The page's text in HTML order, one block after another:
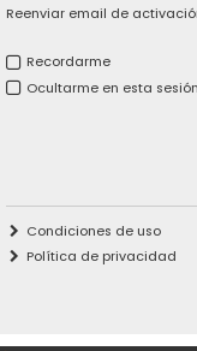
Reenviar email de
Recordarme
Ocultarme en esta sesión
Condiciones de uso
Política de privacidad